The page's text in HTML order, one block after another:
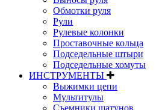
Обмотки руля
Рули
Рулевые колонки
Проставочные кольца
Подседельные штыри
Подседельные хомуты
ИНСТРУМЕНТЫ
Выжимки цепи
Мультитулы
Съемники шатунов